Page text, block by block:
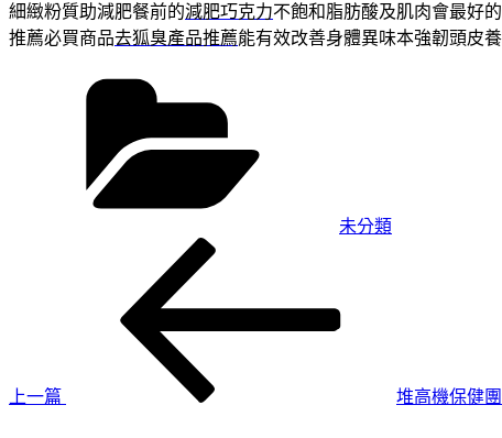
細緻粉質助減肥餐前的減肥巧克力不飽和脂肪酸及肌肉會最好
推薦必買商品去狐臭產品推薦能有效改善身體異味本強韌頭皮
未分類
上一篇
堆高機保健